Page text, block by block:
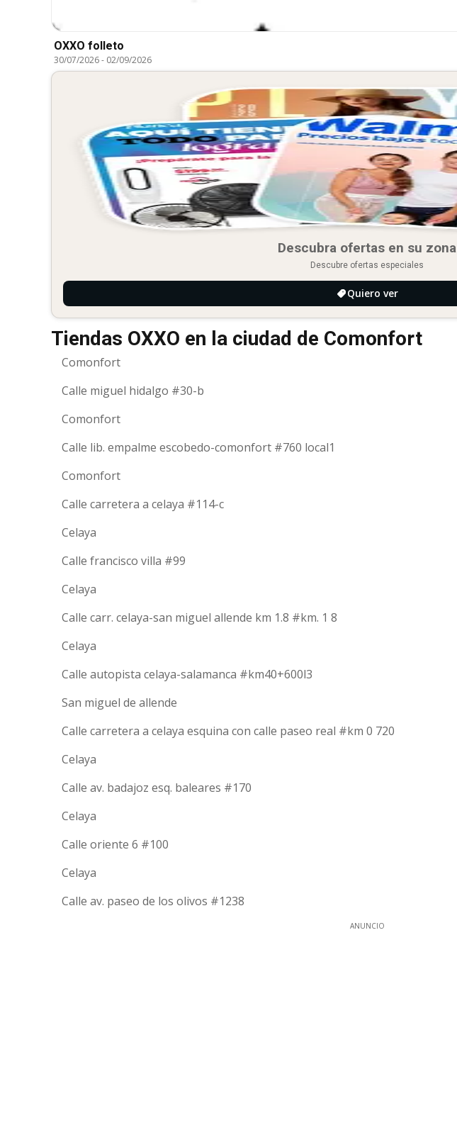
OXXO folleto
30/07/2026- 02/09/2026
Descubra ofertas en su zona
Descubre ofertas especiales
Quiero ver
Tiendas OXXO en la ciudad de Comonfort
Comonfort
Calle miguel hidalgo #30-b
Comonfort
Calle lib. empalme escobedo-comonfort #760 local1
Comonfort
Calle carretera a celaya #114-c
Celaya
Calle francisco villa #99
Celaya
Calle carr. celaya-san miguel allende km 1.8 #km. 1 8
Celaya
Calle autopista celaya-salamanca #km40+600l3
San miguel de allende
Calle carretera a celaya esquina con calle paseo real #km 0 720
Celaya
Calle av. badajoz esq. baleares #170
Celaya
Calle oriente 6 #100
Celaya
Calle av. paseo de los olivos #1238
ANUNCIO